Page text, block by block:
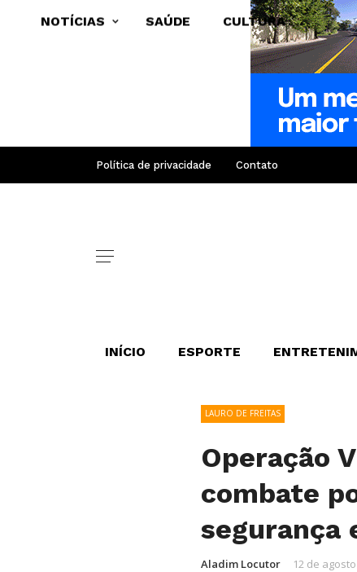
Política de privacidade Contato
INÍCIO ESPORTE
NOTÍCIAS SAÚDE CULTURA
LAURO DE FREITAS
Operação
combate
segurança
Aladim Locutor 12 de